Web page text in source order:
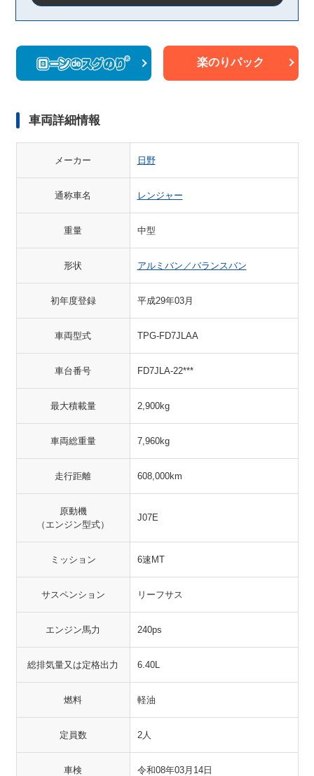
楽のりパック
車両詳細情報
メーカー 日野
通称車名 レンジャー
重量 中型
形状 アルミバン／バランスバン
初年度登録 平成29年03月
車両型式 TPG-FD7JLAA
車台番号 FD7JLA-22***
最大積載量 2,900kg
車両総重量 7,960kg
走行距離 608,000km
原動機
（エンジン型式）
J07E
ミッション 6速MT
サスペンション リーフサス
エンジン馬力 240ps
総排気量又は定格出力 6.40L
燃料 軽油
定員数 2人
車検 令和08年03月14日